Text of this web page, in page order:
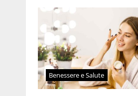
Benessere e Salute